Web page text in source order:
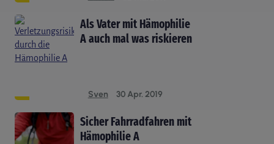
Als Vater mit Hämophilie
A auch mal was riskieren
Sven 30 Apr. 2019
Sicher Fahrradfahren mit
Hämophilie A